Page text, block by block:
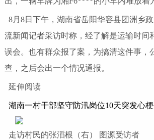
8月8日下午，湖南省岳阳华容县团洲乡
流新闻记者采访时称，经了解是运输时间
误会。也有群众报了案，为搞清这件事，
查，之后会出一个情况通报。
延伸阅读
湖南一村干部坚守防汛岗位10天突发心
走访村民的张滔根（右） 图源受访者